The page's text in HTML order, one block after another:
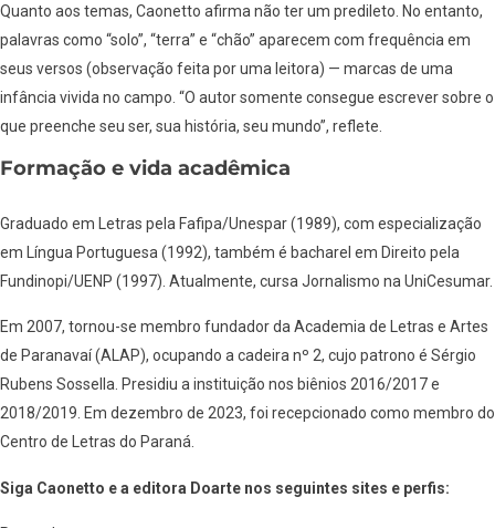
Quanto aos temas, Caonetto afirma não ter um predileto. No entanto,
palavras como “solo”, “terra” e “chão” aparecem com frequência em
seus versos (observação feita por uma leitora) — marcas de uma
infância vivida no campo. “O autor somente consegue escrever sobre o
que preenche seu ser, sua história, seu mundo”, reflete.
Formação e vida acadêmica
Graduado em Letras pela Fafipa/Unespar (1989), com especialização
em Língua Portuguesa (1992), também é bacharel em Direito pela
Fundinopi/UENP (1997). Atualmente, cursa Jornalismo na UniCesumar.
Em 2007, tornou-se membro fundador da Academia de Letras e Artes
de Paranavaí (ALAP), ocupando a cadeira nº 2, cujo patrono é Sérgio
Rubens Sossella. Presidiu a instituição nos biênios 2016/2017 e
2018/2019. Em dezembro de 2023, foi recepcionado como membro do
Centro de Letras do Paraná.
Siga Caonetto e a editora Doarte nos seguintes sites e perfis: